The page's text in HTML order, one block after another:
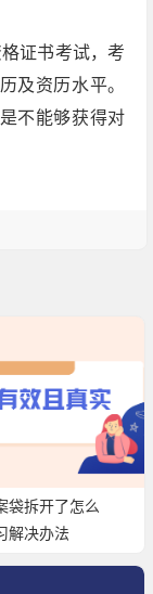
证书考试，考
及资历水平。
不能够获得对
袋拆开了怎么
解决办法